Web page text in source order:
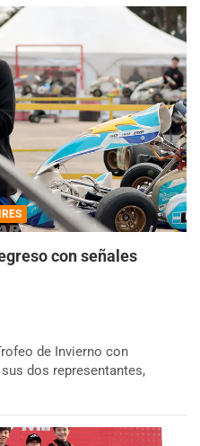
con señales
de Invierno con
dos representantes,